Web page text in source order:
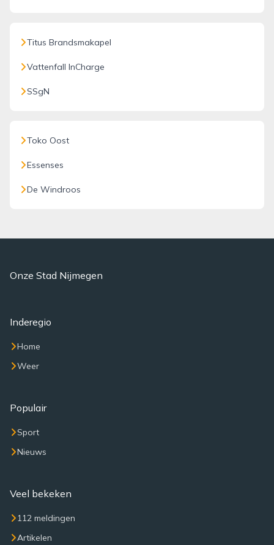
Titus Brandsmakapel
Vattenfall InCharge
SSgN
Toko Oost
Essenses
De Windroos
Onze Stad Nijmegen
Inderegio
Home
Weer
Populair
Sport
Nieuws
Veel bekeken
112 meldingen
Artikelen